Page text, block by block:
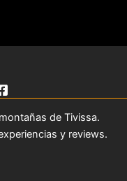
de Tivissa.
y reviews.